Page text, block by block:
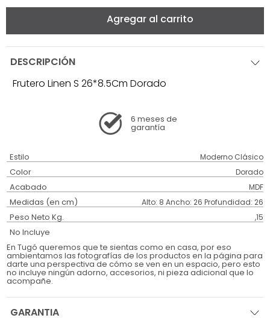
Agregar al carrito
DESCRIPCIÓN
Frutero Linen S 26*8.5Cm Dorado
6 meses de
garantía
Estilo Moderno Clásico
Color Dorado
Acabado MDF
Medidas (en cm) Alto: 8 Ancho: 26 Profundidad: 26
Peso Neto Kg. ,15
No Incluye
En Tugó queremos que te sientas como en casa, por eso
ambientamos las fotografías de los productos en la página para
darte una perspectiva de cómo se ven en un espacio, pero esto
no incluye ningún adorno, accesorios, ni pieza adicional que lo
acompañe.
GARANTIA